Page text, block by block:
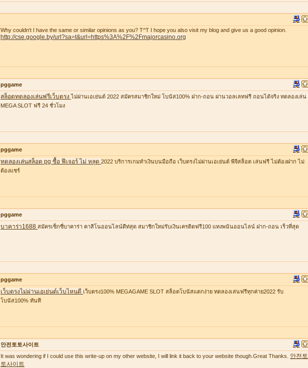
Why couldn't I have the same or similar opinions as you? T^T I hope you also visit my blog and give us a good opinion.
http://cse.google.by/url?sa=t&url=https%3A%2F%2Fmajorcasino.org
pggame
สล็อตทดลองเล่นฟรีเว็บตรงไม่ผ่านเอเย่นต์ 2022 สมัครสมาชิกใหม่ โบนัส100% ฝาก-ถอน ผ่านวอลเลทฟรี ถอนได้จริง ทดลองเล่น
MEGA SLOT ฟรี 24 ชั่วโมง
pggame
ทดลองเล่นสล็อต pg ซื้อ ฟีเจอร์ ไม่ หลุด 2022 บริการเกมทำเงินบนมือถือ เว็บตรงไม่ผ่านเอเย่นต์ พีจีสล็อต เล่นฟรี ไม่ต้องฝาก ไม่
ต้องแชร์
pggame
บาคาร่า1688 สมัครเซ็กซี่บาคาร่า คาสิโนออนไลน์ดีท่สุด สมาชิกใหม่รับเงินเครดิตฟรี100 แทงพนันออนไลน์ ฝาก-ถอน เร็วที่สุด
pggame
เว็บตรงไม่ผ่านเอเย่นต์เว็บไหนดี เว็บตรง100% MEGAGAME SLOT สล็อตโบนัสแตกง่าย ทดลองเล่นฟรีทุกค่าย2022 รับ
โบนัส100% ทันที
안전토토사이트
It was wondering if I could use this write-up on my other website, I will link it back to your website though.Great Thanks. 안전토
토사이트